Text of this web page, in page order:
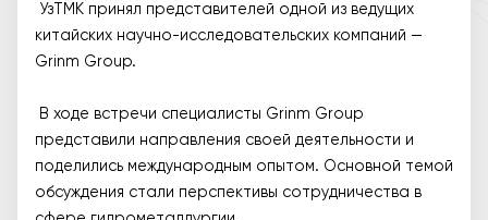
УзТМК принял представителей одной из ведущих
китайских научно-исследовательских компаний —
Grinm Group.
В ходе встречи специалисты Grinm Group
представили направления своей деятельности и
поделились международным опытом. Основной темой
обсуждения стали перспективы сотрудничества в